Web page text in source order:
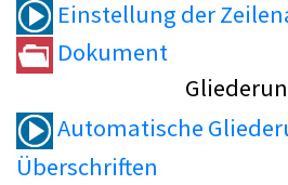
Einstellung der
Dokument
Automatische
Überschriften